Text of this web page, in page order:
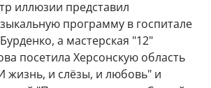
иллюзии представил
программу в госпитале
а мастерская "12"
посетила Херсонскую область
жизнь, и слёзы, и любовь" и